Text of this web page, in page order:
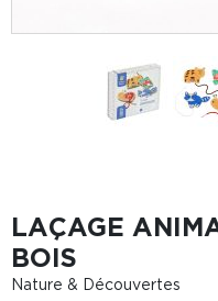
LAÇAGE
BOIS
Nature & Découvertes